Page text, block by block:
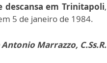
descansa em Trinitapoli,
5 de janeiro de 1984.
Marrazzo, C.Ss.R.